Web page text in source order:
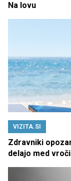
Na lovu
VIZITA.SI
Zdravniki
delajo med